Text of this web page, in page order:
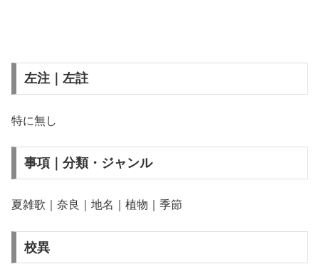
左注｜左註
特に無し
事項｜分類・ジャンル
夏雑歌｜奈良｜地名｜植物｜季節
校異